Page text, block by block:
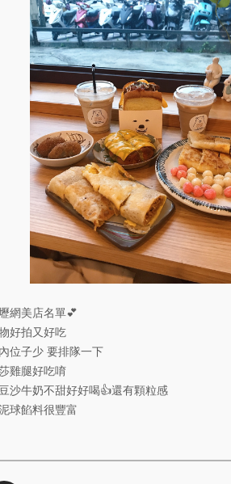
網美店名單💕
好拍又好吃
位子少 要排隊一下
雞腿好吃唷
沙牛奶不甜好好喝👍還有顆粒感
球餡料很豐富